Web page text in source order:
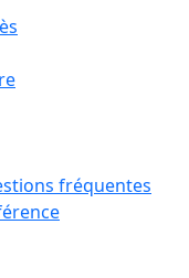
fréquentes